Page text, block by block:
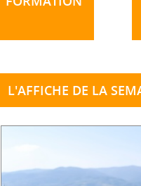
L'AFFICHE DE LA